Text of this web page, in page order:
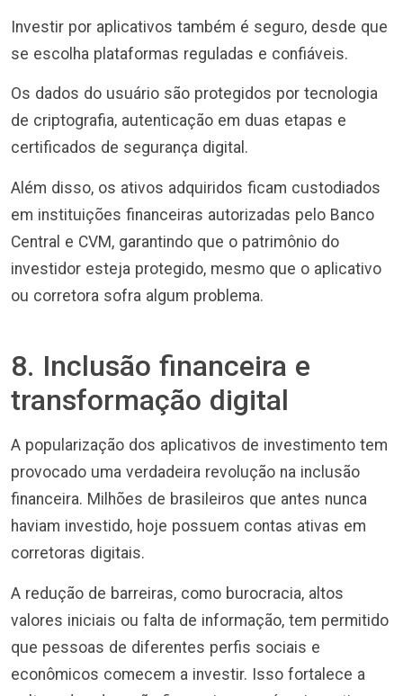
Investir por aplicativos também é seguro, desde que
se escolha plataformas reguladas e confiáveis.
Os dados do usuário são protegidos por tecnologia
de criptografia, autenticação em duas etapas e
certificados de segurança digital.
Além disso, os ativos adquiridos ficam custodiados
em instituições financeiras autorizadas pelo Banco
Central e CVM, garantindo que o patrimônio do
investidor esteja protegido, mesmo que o aplicativo
ou corretora sofra algum problema.
8. Inclusão financeira e
transformação digital
A popularização dos aplicativos de investimento tem
provocado uma verdadeira revolução na inclusão
financeira. Milhões de brasileiros que antes nunca
haviam investido, hoje possuem contas ativas em
corretoras digitais.
A redução de barreiras, como burocracia, altos
valores iniciais ou falta de informação, tem permitido
que pessoas de diferentes perfis sociais e
econômicos comecem a investir. Isso fortalece a